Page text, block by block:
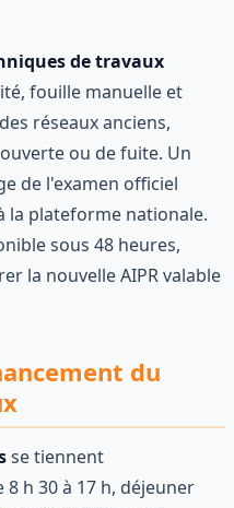
de travaux
fouille manuelle et
réseaux anciens,
ou de fuite. Un
de l'examen officiel
la plateforme nationale.
sous 48 heures,
la nouvelle AIPR valable
du
se tiennent
h 30 à 17 h, déjeuner